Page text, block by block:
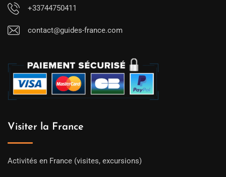
+33744750411
contact@guides-france.com
Visiter la France
Activités en France (visites, excursions)